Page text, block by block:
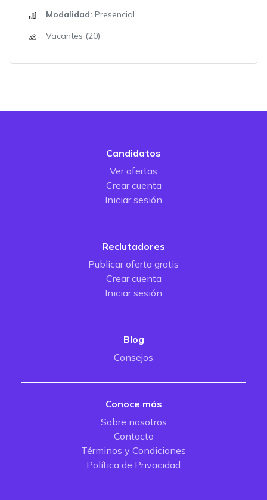
Modalidad: Presencial
Vacantes (20)
Candidatos
Ver ofertas
Crear cuenta
Iniciar sesión
Reclutadores
Publicar oferta gratis
Crear cuenta
Iniciar sesión
Blog
Consejos
Conoce más
Sobre nosotros
Contacto
Términos y Condiciones
Política de Privacidad